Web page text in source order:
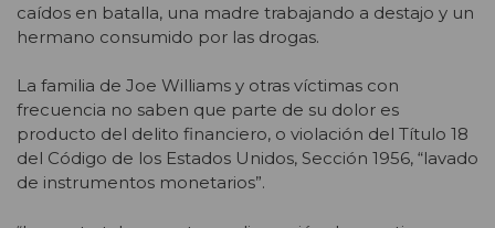
caídos en batalla, una madre trabajando a destajo y un
hermano consumido por las drogas.
La familia de Joe Williams y otras víctimas con
frecuencia no saben que parte de su dolor es
producto del delito financiero, o violación del Título 18
del Código de los Estados Unidos, Sección 1956, “lavado
de instrumentos monetarios”.